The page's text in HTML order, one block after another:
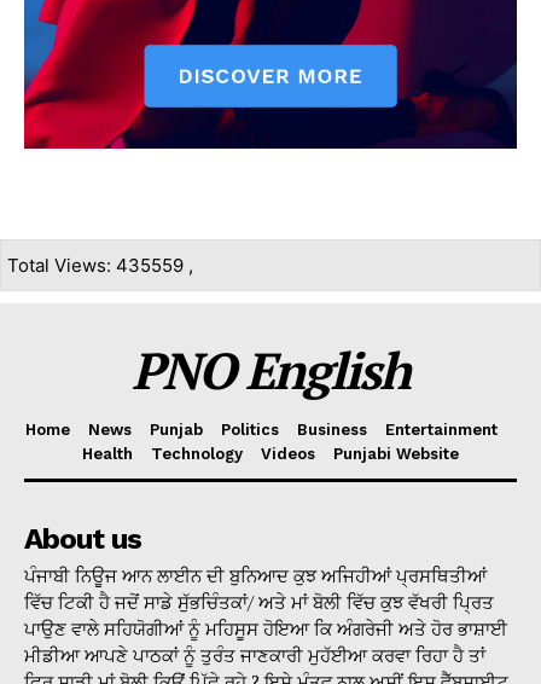
Total Views: 435559 ,
PNO English
Home News Punjab Politics Business
Entertainment
Health
Technology Videos Punjabi Website
About us
ਪੰਜਾਬੀ ਨਿਊਜ ਆਨ ਲਾਈਨ ਦੀ ਬੁਨਿਆਦ ਕੁਝ ਅਜਿਹੀਆਂ ਪ੍ਰਸਥਿਤੀਆਂ
ਵਿੱਚ ਟਿਕੀ ਹੈ ਜਦੋਂ ਸਾਡੇ ਸੁੱਭਚਿੰਤਕਾਂ/ ਅਤੇ ਮਾਂ ਬੋਲੀ ਵਿੱਚ ਕੁਝ ਵੱਖਰੀ ਪ੍ਰਿਤ
ਪਾਉਣ ਵਾਲੇ ਸਹਿਯੋਗੀਆਂ ਨੂੰ ਮਹਿਸੂਸ ਹੋਇਆ ਕਿ ਅੰਗਰੇਜੀ ਅਤੇ ਹੋਰ ਭਾਸ਼ਾਈ
ਮੀਡੀਆ ਆਪਣੇ ਪਾਠਕਾਂ ਨੂੰ ਤੁਰੰਤ ਜਾਣਕਾਰੀ ਮੁਹੱਈਆ ਕਰਵਾ ਰਿਹਾ ਹੈ ਤਾਂ